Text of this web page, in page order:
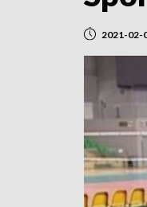
2021-02-